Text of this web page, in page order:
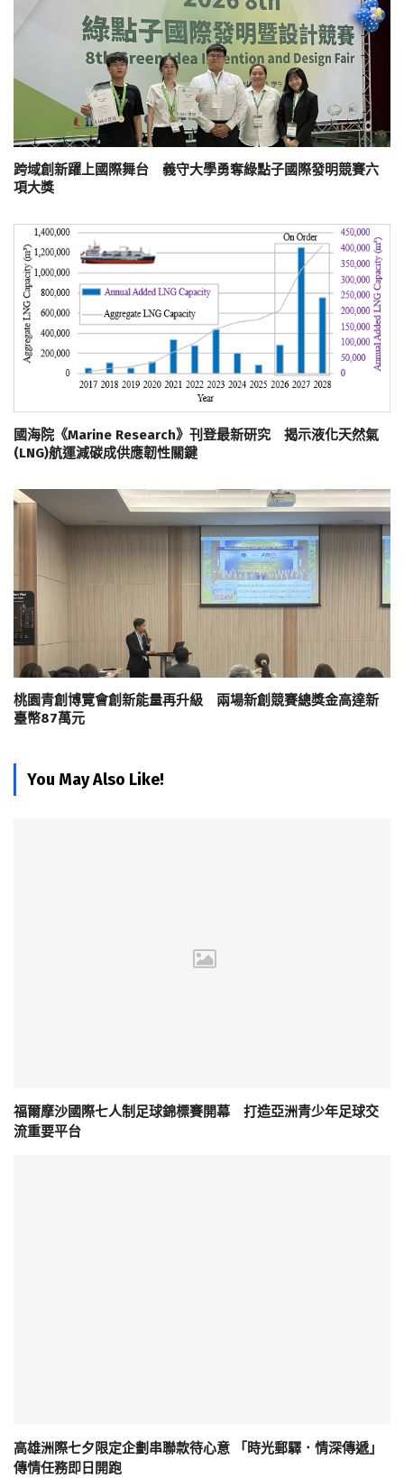
跨域創新躍上國際舞台 義守大學勇奪綠點子國際發明競賽六
項大獎
國海院《Marine Research》刊登最新研究 揭示液化天然氣
(LNG)航運減碳成供應韌性關鍵
桃園青創博覽會創新能量再升級 兩場新創競賽總獎金高達新
臺幣87萬元
You May Also Like!
福爾摩沙國際七人制足球錦標賽開幕 打造亞洲青少年足球交
流重要平台
高雄洲際七夕限定企劃串聯款待心意 「時光郵驛．情深傳遞」
傳情任務即日開跑